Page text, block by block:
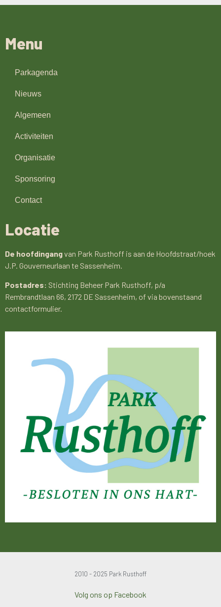
Menu
Parkagenda
Nieuws
Algemeen
Activiteiten
Organisatie
Sponsoring
Contact
Locatie
De hoofdingangvan Park Rusthoff is aan de Hoofdstraat/hoek
J.P. Gouverneurlaan te Sassenheim.
Postadres: Stichting Beheer Park Rusthoff, p/a
Rembrandtlaan 66, 2172 DE Sassenheim, of via bovenstaand
contactformulier.
2010 - 2025 Park Rusthoff
Volg ons op Facebook